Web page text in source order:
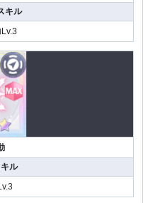
キル
ル